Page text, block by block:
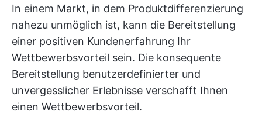
In einem Markt, in dem Produktdifferenzierung
nahezu unmöglich ist, kann die Bereitstellung
einer positiven Kundenerfahrung Ihr
Wettbewerbsvorteil sein. Die konsequente
Bereitstellung benutzerdefinierter und
unvergesslicher Erlebnisse verschafft Ihnen
einen Wettbewerbsvorteil.